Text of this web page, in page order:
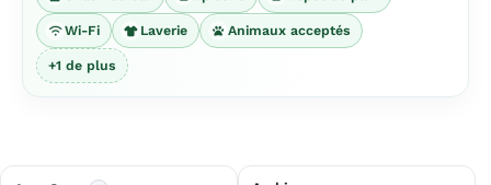
Wi-Fi Laverie Animaux acceptés
+1 de plus